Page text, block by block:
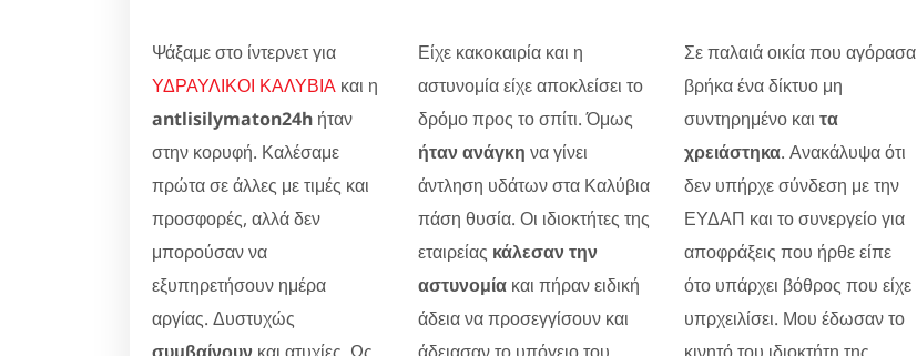
Ψάξαμε στο ίντερνετ για
ΥΔΡΑΥΛΙΚΟΙ ΚΑΛΥΒΙΑ και η
antlisilymaton24h ήταν
στην κορυφή. Καλέσαμε
πρώτα σε άλλες με τιμές και
προσφορές, αλλά δεν
μπορούσαν να
εξυπηρετήσουν ημέρα
αργίας. Δυστυχώς
Είχε κακοκαιρία και η
αστυνομία είχε αποκλείσει το
δρόμο προς το σπίτι. Όμως
ήταν ανάγκη να γίνει
άντληση υδάτων στα Καλύβια
πάση θυσία. Οι ιδιοκτήτες της
εταιρείας κάλεσαν την
αστυνομία και πήραν ειδική
άδεια να προσεγγίσουν και
Σε παλαιά οικία που αγόρασα
βρήκα ένα δίκτυο μη
συντηρημένο και τα
χρειάστηκα. Ανακάλυψα ότι
δεν υπήρχε σύνδεση με την
ΕΥΔΑΠ και το συνεργείο για
αποφράξεις που ήρθε είπε
ότο υπάρχει βόθρος που είχε
υπρχειλίσει. Μου έδωσαν το